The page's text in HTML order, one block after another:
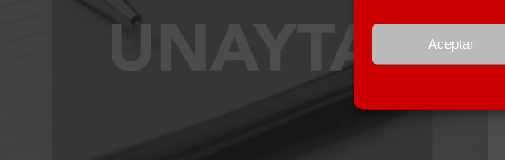
Aceptar